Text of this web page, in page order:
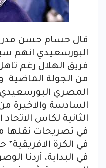
قال حسام حسن
البورسعيدي انهم
فريق الهلال رغم
من الجولة الماضية
المصري البورسعيدي
السادسة والاخيرة
الثانية لكاس
في تصريحات نقلها
في الكرة
في البداية، أردنا